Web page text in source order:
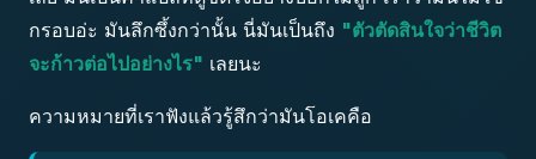
กรอบอ่ะ มันลึกซึ้งกว่านั้น นี่มันเป็นถึง "ตัวตัดสินใจว่าชีวิต
จะก้าวต่อไปอย่างไร" เลยนะ
ความหมายที่เราฟังแล้วรู้สึกว่ามันโอเคคือ